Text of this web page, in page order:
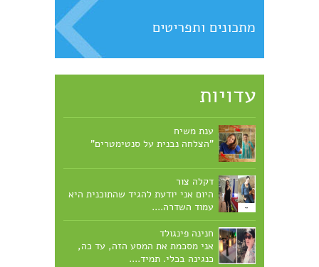
מתכונים ותפריטים
עדויות
ענת משיח
"הצלחה נבנית על סנטימטרים"
דקלה צור
היום אני יודעת להגיד שהתוכנית היא
עמוד השדרה....
חנינה פינגולד
אני מסכמת את המסע הזה, עד כה,
כנגינה בכלי. תמיד....